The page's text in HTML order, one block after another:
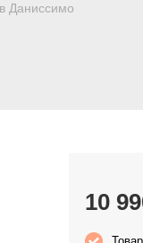
Даниссимо
10